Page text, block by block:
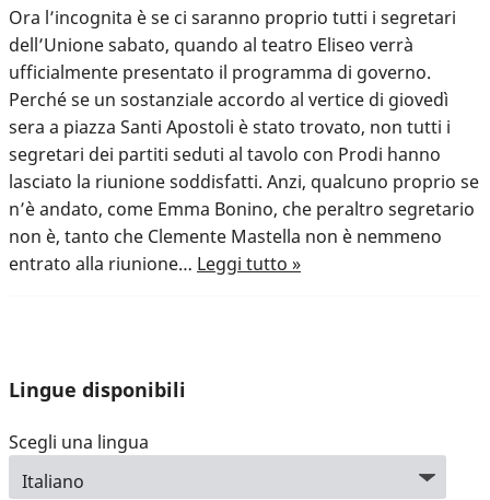
Ora l’incognita è se ci saranno proprio tutti i segretari
dell’Unione sabato, quando al teatro Eliseo verrà
ufficialmente presentato il programma di governo.
Perché se un sostanziale accordo al vertice di giovedì
sera a piazza Santi Apostoli è stato trovato, non tutti i
segretari dei partiti seduti al tavolo con Prodi hanno
lasciato la riunione soddisfatti. Anzi, qualcuno proprio se
n’è andato, come Emma Bonino, che peraltro segretario
non è, tanto che Clemente Mastella non è nemmeno
entrato alla riunione… Leggi tutto »
Lingue disponibili
Scegli una lingua